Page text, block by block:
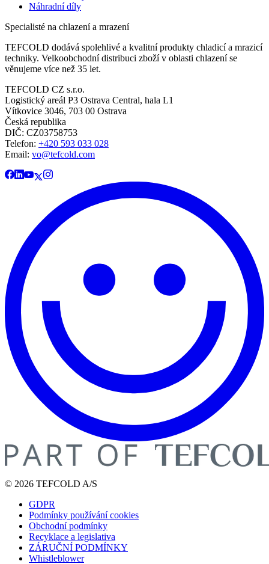
Náhradní díly
Specialisté na chlazení a mrazení
TEFCOLD dodává spolehlivé a kvalitní produkty chladicí a mrazicí
techniky. Velkoobchodní distribuci zboží v oblasti chlazení se
věnujeme více než 35 let.
TEFCOLD CZ s.r.o.
Logistický areál P3 Ostrava Central, hala L1
Vítkovice 3046, 703 00 Ostrava
Česká republika
DIČ: CZ03758753​​​​​​
Telefon: +420 593 033 028
Email: vo@tefcold.com
© 2026 TEFCOLD A/S
GDPR
Podmínky používání cookies
Obchodní podmínky
Recyklace a legislativa
ZÁRUČNÍ PODMÍNKY
Whistleblower